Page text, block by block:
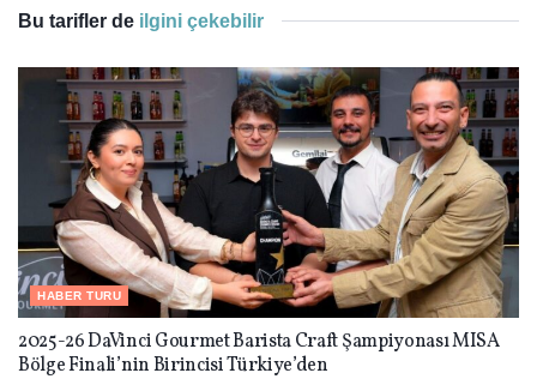
Bu tarifler de ilgini çekebilir
HABER TURU
2025-26 DaVinci Gourmet Barista Craft Şampiyonası MISA
Bölge Finali’nin Birincisi Türkiye’den